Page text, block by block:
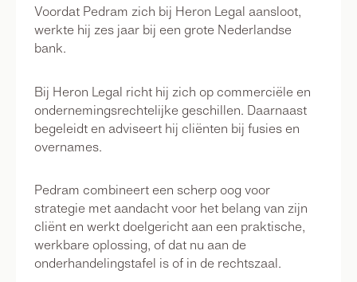
Voordat Pedram zich bij Heron Legal aansloot,
werkte hij zes jaar bij een grote Nederlandse
bank.
Bij Heron Legal richt hij zich op commerciële en
ondernemingsrechtelijke geschillen. Daarnaast
begeleidt en adviseert hij cliënten bij fusies en
overnames.
Pedram combineert een scherp oog voor
strategie met aandacht voor het belang van zijn
cliënt en werkt doelgericht aan een praktische,
werkbare oplossing, of dat nu aan de
onderhandelingstafel is of in de rechtszaal.